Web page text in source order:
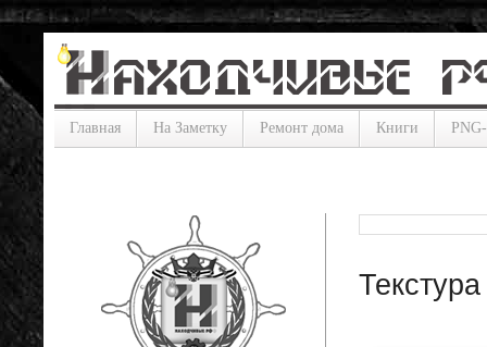
Главная На Заметку Ремонт дома Книги